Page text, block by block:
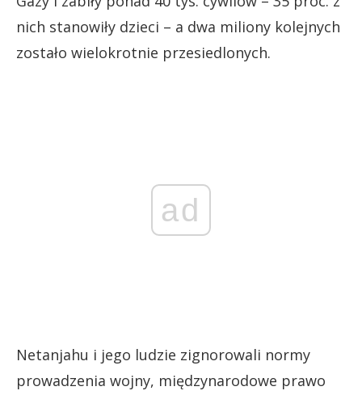
nich stanowiły dzieci – a dwa miliony kolejnych
zostało wielokrotnie przesiedlonych.
ad
Netanjahu i jego ludzie zignorowali normy
prowadzenia wojny, międzynarodowe prawo